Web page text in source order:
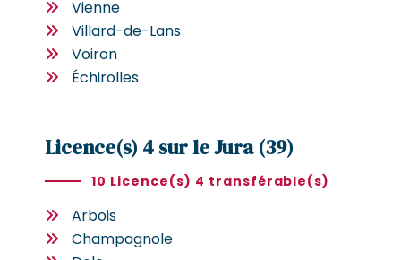
Vienne
Villard-de-Lans
Voiron
Échirolles
Licence(s) 4 sur le Jura (39)
10 Licence(s) 4 transférable(s)
Arbois
Champagnole